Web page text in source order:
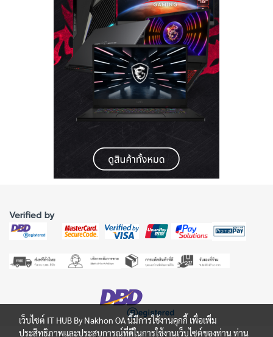
Verified by
เว็บไซต์ IT HUB By Nakhon OA นี้มีการใช้งานคุกกี้ เพื่อเพิ่ม
ประสิทธิภาพและประสบการณ์ที่ดีในการใช้งานเว็บไซต์ของท่าน ท่าน